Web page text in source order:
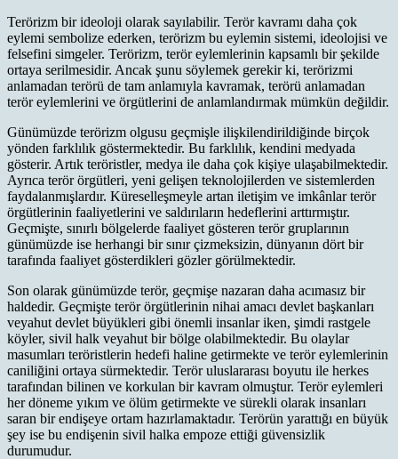
Terörizm bir ideoloji olarak sayılabilir. Terör kavramı daha çok
eylemi sembolize ederken, terörizm bu eylemin sistemi, ideolojisi ve
felsefini simgeler. Terörizm, terör eylemlerinin kapsamlı bir şekilde
ortaya serilmesidir. Ancak şunu söylemek gerekir ki, terörizmi
anlamadan terörü de tam anlamıyla kavramak, terörü anlamadan
terör eylemlerini ve örgütlerini de anlamlandırmak mümkün değildir.
Günümüzde terörizm olgusu geçmişle ilişkilendirildiğinde birçok
yönden farklılık göstermektedir. Bu farklılık, kendini medyada
gösterir. Artık teröristler, medya ile daha çok kişiye ulaşabilmektedir.
Ayrıca terör örgütleri, yeni gelişen teknolojilerden ve sistemlerden
faydalanmışlardır. Küreselleşmeyle artan iletişim ve imkânlar terör
örgütlerinin faaliyetlerini ve saldırıların hedeflerini arttırmıştır.
Geçmişte, sınırlı bölgelerde faaliyet gösteren terör gruplarının
günümüzde ise herhangi bir sınır çizmeksizin, dünyanın dört bir
tarafında faaliyet gösterdikleri gözler görülmektedir.
Son olarak günümüzde terör, geçmişe nazaran daha acımasız bir
haldedir. Geçmişte terör örgütlerinin nihai amacı devlet başkanları
veyahut devlet büyükleri gibi önemli insanlar iken, şimdi rastgele
köyler, sivil halk veyahut bir bölge olabilmektedir. Bu olaylar
masumları teröristlerin hedefi haline getirmekte ve terör eylemlerinin
caniliğini ortaya sürmektedir. Terör uluslararası boyutu ile herkes
tarafından bilinen ve korkulan bir kavram olmuştur. Terör eylemleri
her döneme yıkım ve ölüm getirmekte ve sürekli olarak insanları
saran bir endişeye ortam hazırlamaktadır. Terörün yarattığı en büyük
şey ise bu endişenin sivil halka empoze ettiği güvensizlik
durumudur.